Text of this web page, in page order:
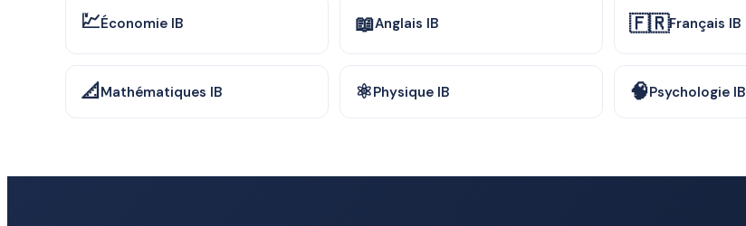
💹Économie IB 📖Anglais IB 🇫🇷Français IB
📐Mathématiques IB ⚛️Physique IB 🧠Psychologie IB